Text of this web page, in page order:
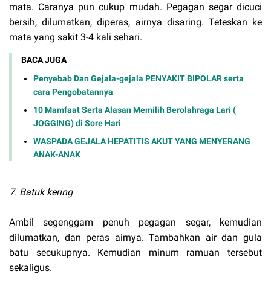
mata. Caranya pun cukup mudah. Pegagan segar dicuci
bersih, dilumatkan, diperas, airnya disaring. Teteskan ke
mata yang sakit 3-4 kali sehari.
BACA JUGA
Penyebab Dan Gejala-gejala PENYAKIT BIPOLAR serta
cara Pengobatannya
10 Mamfaat Serta Alasan Memilih Berolahraga Lari (
JOGGING) di Sore Hari
WASPADA GEJALA HEPATITIS AKUT YANG MENYERANG
ANAK-ANAK
7. Batuk kering
Ambil segenggam penuh pegagan segar, kemudian
dilumatkan, dan peras airnya. Tambahkan air dan gula
batu secukupnya. Kemudian minum ramuan tersebut
sekaligus.